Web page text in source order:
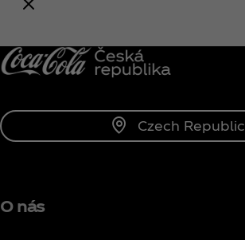
Czech Republic
O nás